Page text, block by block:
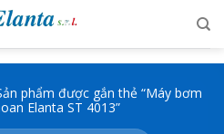
phẩm được gắn thẻ “Máy bơm
Elanta ST 4013”